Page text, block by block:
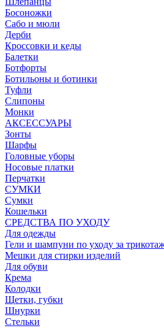
Босоножки
Сабо и мюли
Дерби
Кроссовки и кеды
Балетки
Ботфорты
Ботильоны и ботинки
Туфли
Слипоны
Монки
АКСЕССУАРЫ
Зонты
Шарфы
Головные уборы
Носовые платки
Перчатки
СУМКИ
Сумки
Кошельки
CРЕДСТВА ПО УХОДУ
Для одежды
Гели и шампуни по уходу за
Мешки для стирки изделий
Для обуви
Крема
Колодки
Щетки, губки
Шнурки
Стельки